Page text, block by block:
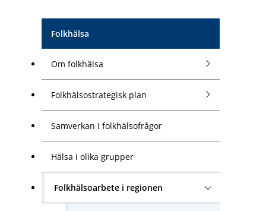
Folkhälsa
Om folkhälsa
Folkhälsostrategisk plan
Samverkan i folkhälsofrågor
Hälsa i olika grupper
Folkhälsoarbete i regionen